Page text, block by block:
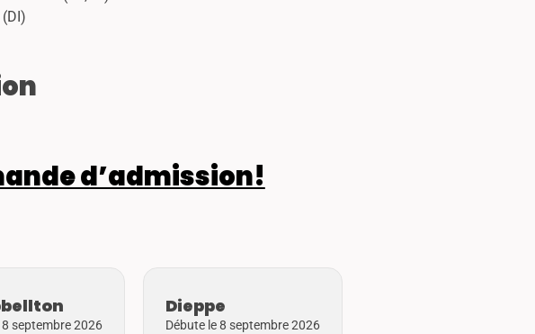
d’admission!
8 septembre 2026
Dieppe
Débute le 8 septembre 2026